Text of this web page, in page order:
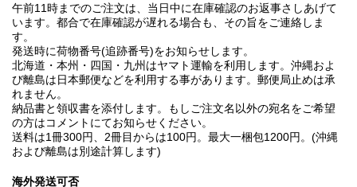
午前11時までのご注文は、当日中に在庫確認のお返事さしあげて
います。都合で在庫確認が遅れる場合も、その旨をご連絡しま
す。
発送時に荷物番号(追跡番号)をお知らせします。
北海道・本州・四国・九州はヤマト運輸を利用します。沖縄およ
び離島は日本郵便などを利用する事があります。郵便局止めは承
れません。
納品書と領収書を添付します。もしご注文名以外の宛名をご希望
の方はコメントにてお知らせください。
送料は1冊300円、2冊目からは100円。最大一梱包1200円。(沖縄
および離島は別途計算します)
海外発送可否